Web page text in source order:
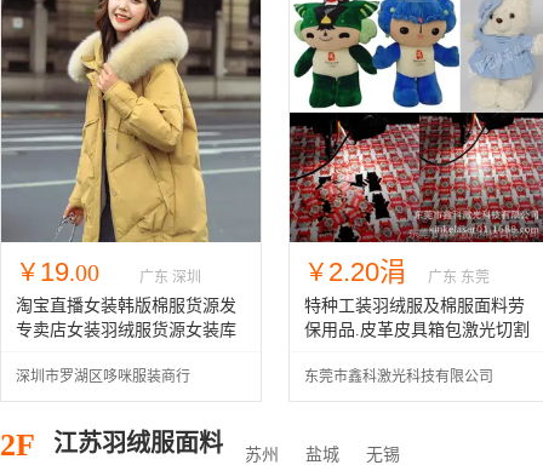
￥ 19.00 广东 深圳
淘宝直播女装韩版棉服货源发
专卖店女装羽绒服货源女装库
甩货 中国服装货源网
深圳市罗湖区哆咪服装商行
￥ 2.20涓
�
广东 东莞
特种工装羽绒服及棉服面料劳
保用品.皮革皮具箱包激光切割
东莞市鑫科激光科技有限公司
2F 江苏羽绒服面料 苏州 盐城 无锡